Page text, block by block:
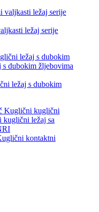
ležaj serije
ležaj s dubokim
kontaktni